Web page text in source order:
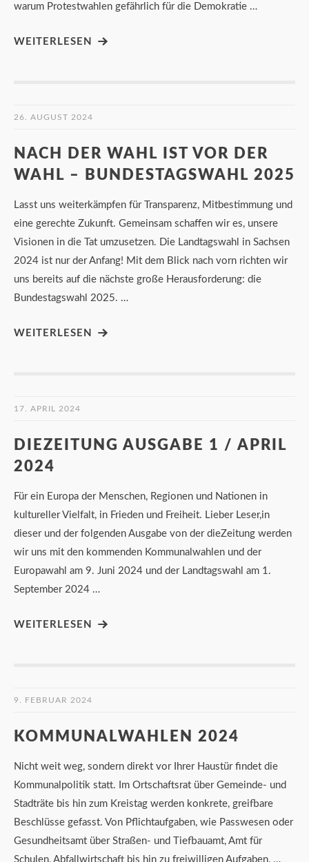
warum Protestwahlen gefährlich für die Demokratie …
WEITERLESEN
26. AUGUST 2024
NACH DER WAHL IST VOR DER
WAHL – BUNDESTAGSWAHL 2025
Lasst uns weiterkämpfen für Transparenz, Mitbestimmung und
eine gerechte Zukunft. Gemeinsam schaffen wir es, unsere
Visionen in die Tat umzusetzen. Die Landtagswahl in Sachsen
2024 ist nur der Anfang! Mit dem Blick nach vorn richten wir
uns bereits auf die nächste große Herausforderung: die
Bundestagswahl 2025. …
WEITERLESEN
17. APRIL 2024
DIEZEITUNG AUSGABE 1 / APRIL
2024
Für ein Europa der Menschen, Regionen und Nationen in
kultureller Vielfalt, in Frieden und Freiheit. Lieber Leser,in
dieser und der folgenden Ausgabe von der dieZeitung werden
wir uns mit den kommenden Kommunalwahlen und der
Europawahl am 9. Juni 2024 und der Landtagswahl am 1.
September 2024 …
WEITERLESEN
9. FEBRUAR 2024
KOMMUNALWAHLEN 2024
Nicht weit weg, sondern direkt vor Ihrer Haustür findet die
Kommunalpolitik statt. Im Ortschaftsrat über Gemeinde- und
Stadträte bis hin zum Kreistag werden konkrete, greifbare
Beschlüsse gefasst. Von Pflichtaufgaben, wie Passwesen oder
Gesundheitsamt über Straßen- und Tiefbauamt, Amt für
Schulen, Abfallwirtschaft bis hin zu freiwilligen Aufgaben, …